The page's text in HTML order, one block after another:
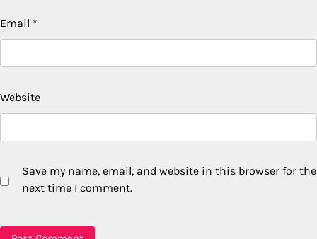
Email *
Website
Save my name, email, and website in this browser for the
next time I comment.